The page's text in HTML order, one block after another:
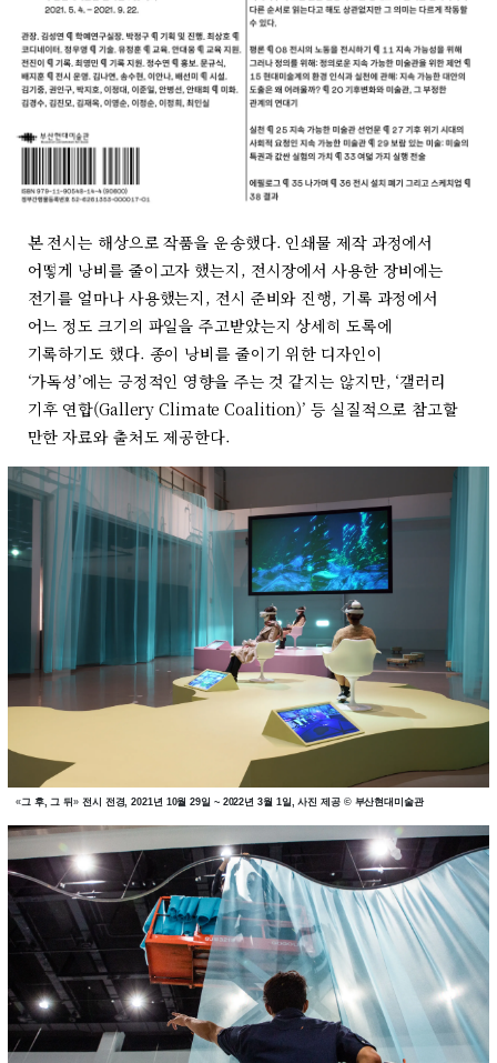
본 전시는 해상으로 작품을 운송했다. 인쇄물 제작 과정에서
어떻게 낭비를 줄이고자 했는지, 전시장에서 사용한 장비에는
전기를 얼마나 사용했는지, 전시 준비와 진행, 기록 과정에서
어느 정도 크기의 파일을 주고받았는지 상세히 도록에
기록하기도 했다. 종이 낭비를 줄이기 위한 디자인이
‘가독성’에는 긍정적인 영향을 주는 것 같지는 않지만, ‘갤러리
기후 연합(Gallery Climate Coalition)’ 등 실질적으로 참고할
만한 자료와 출처도 제공한다.
«그 후, 그 뒤» 전시 전경, 2021년 10월 29일 ~ 2022년 3월 1일, 사진 제공 © 부산현대미술관